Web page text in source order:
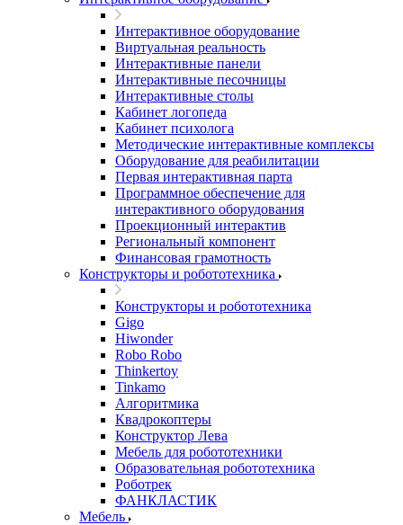
Интерактивное оборудование
Виртуальная реальность
Интерактивные панели
Интерактивные песочницы
Интерактивные столы
Кабинет логопеда
Кабинет психолога
Методические интерактивные комплексы
Оборудование для реабилитации
Первая интерактивная парта
Программное обеспечение для
интерактивного оборудования
Проекционный интерактив
Региональный компонент
Финансовая грамотность
Конструкторы и робототехника
Конструкторы и робототехника
Gigo
Hiwonder
Robo Robo
Thinkertoy
Tinkamo
Алгоритмика
Квадрокоптеры
Конструктор Лева
Мебель для робототехники
Образовательная робототехника
Роботрек
ФАНКЛАСТИК
Мебель